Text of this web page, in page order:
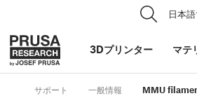
日本語
3Dプリンター マテ
サポート 一般情報 MMU